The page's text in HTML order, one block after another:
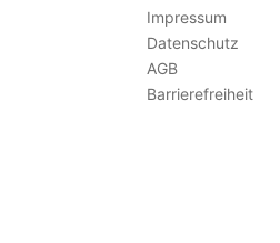
Impressum
Datenschutz
AGB
Barrierefreiheit